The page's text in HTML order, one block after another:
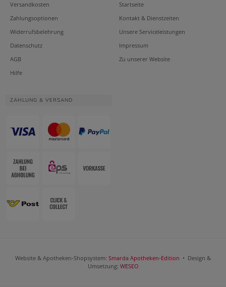
Versandkosten
Zahlungsoptionen
Widerrufsbelehrung
Datenschutz
AGB
Hilfe
Startseite
Kontakt & Dienstzeiten
Unsere Serviceleistungen
Impressum
Zu unserer Website
ZAHLUNG & VERSAND
Website & Apotheken-Shopsystem: Smarda Apotheken-Edition • Design &
Umsetzung: WESEO